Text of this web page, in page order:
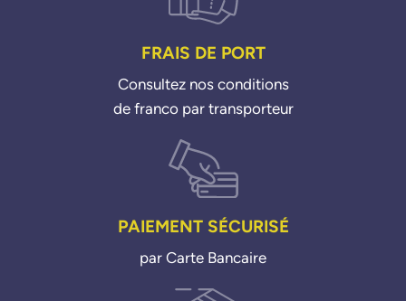
FRAIS DE PORT
Consultez nos conditions
de franco par transporteur
PAIEMENT SÉCURISÉ
par Carte Bancaire